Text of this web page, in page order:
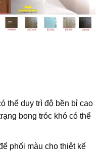
thể duy trì độ bền bỉ cao
bong tróc khó có thể
phối màu cho thiêt kế